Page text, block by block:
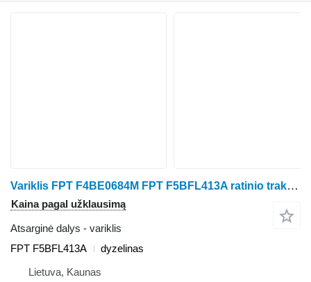
Variklis FPT F4BE0684M FPT F5BFL413A ratinio traktoriaus
Kaina pagal užklausimą
Atsarginė dalys - variklis
FPT F5BFL413A
dyzelinas
Lietuva, Kaunas